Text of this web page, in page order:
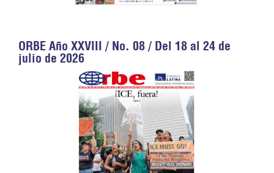
ORBE Año XXVIII / No. 08 / Del 18 al 24 de
julio de 2026